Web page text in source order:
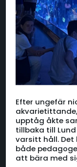
Efter ungefär
upptåg åkte
tillbaka till
varsitt håll.
både
att bära med